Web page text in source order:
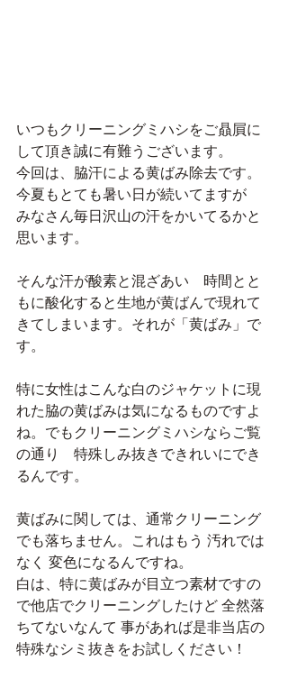
いつもクリーニングミハシをご贔屓に
して頂き誠に有難うございます。
今回は、脇汗による黄ばみ除去です。
今夏もとても暑い日が続いてますが
みなさん毎日沢山の汗をかいてるかと
思います。
そんな汗が酸素と混ざあい　時間とと
もに酸化すると生地が黄ばんで現れて
きてしまいます。それが「黄ばみ」で
す。
特に女性はこんな白のジャケットに現
れた脇の黄ばみは気になるものですよ
ね。でもクリーニングミハシならご覧
の通り　特殊しみ抜きできれいにでき
るんです。
黄ばみに関しては、通常クリーニング
でも落ちません。これはもう 汚れでは
なく 変色になるんですね。
白は、特に黄ばみが目立つ素材ですの
で他店でクリーニングしたけど 全然落
ちてないなんて 事があれば是非当店の
特殊なシミ抜きをお試しください！